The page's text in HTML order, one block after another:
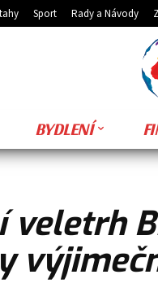
Sport Rady a Návody
BYDLENÍ
veletrh